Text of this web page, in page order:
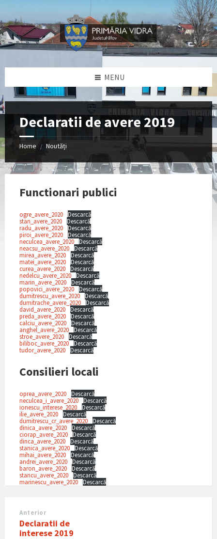
content
left
sidebar
right
sidebar
footer
MENU
Declaratii de avere 2019
Home / Noutăți
Functionari publici
ogre_avere_2020
Descarcă
stan_avere_2020
Descarcă
radu_avere_2020
Descarcă
piroi_avere_2020
Descarcă
neculcea_avere_2020
Descarcă
neacsu_avere_2020
Descarcă
mirea_avere_2020
Descarcă
matei_avere_2020
Descarcă
curea_avere_2020
Descarcă
nedelcu_avere_2020
Descarcă
marin_avere_2020
Descarcă
popovici_avere_2020
Descarcă
dumitrescu_avere_2020
Descarcă
dumitrache_avere_2020
Descarcă
david_avere_2020
Descarcă
preda_avere_2020
Descarcă
calciu_avere_2020
Descarcă
anghel_avere_2020
Descarcă
stroe_avere_2020
Descarcă
biliboc_avere_2020
Descarcă
tudor_avere_2020
Descarcă
Consilieri locali
oprea_avere_2020
Descarcă
neculcea_i_avere_2020
Descarcă
ionescu_interese_2020
Descarcă
ilie_avere_2020
Descarcă
dumitrescu_cr_avere_2020
Descarcă
dinica_avere_2020
Descarcă
ciorap_avere_2020
Descarcă
dinca_avere_2020
Descarcă
stanica_avere_2020
Descarcă
mihai_avere_2020
Descarcă
andrei_avere_2020
Descarcă
baron_avere_2020
Descarcă
stancu_avere_2020
Descarcă
marinescu_avere_2020
Descarcă
Anterior
Declaratii de
interese 2019